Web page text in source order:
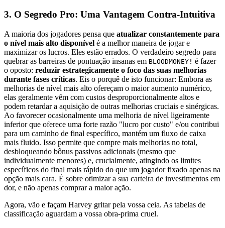
3. O Segredo Pro: Uma Vantagem Contra-Intuitiva
A maioria dos jogadores pensa que atualizar constantemente para
o nível mais alto disponível é a melhor maneira de jogar e
maximizar os lucros. Eles estão errados. O verdadeiro segredo para
quebrar as barreiras de pontuação insanas em BLOODMONEY! é fazer
o oposto: reduzir estrategicamente o foco das suas melhorias
durante fases críticas. Eis o porquê de isto funcionar: Embora as
melhorias de nível mais alto ofereçam o maior aumento numérico,
elas geralmente vêm com custos desproporcionalmente altos e
podem retardar a aquisição de outras melhorias cruciais e sinérgicas.
Ao favorecer ocasionalmente uma melhoria de nível ligeiramente
inferior que oferece uma forte razão "lucro por custo" e/ou contribui
para um caminho de final específico, mantém um fluxo de caixa
mais fluido. Isso permite que compre mais melhorias no total,
desbloqueando bônus passivos adicionais (mesmo que
individualmente menores) e, crucialmente, atingindo os limites
específicos do final mais rápido do que um jogador fixado apenas na
opção mais cara. É sobre otimizar a sua carteira de investimentos em
dor, e não apenas comprar a maior ação.
Agora, vão e façam Harvey gritar pela vossa ceia. As tabelas de
classificação aguardam a vossa obra-prima cruel.